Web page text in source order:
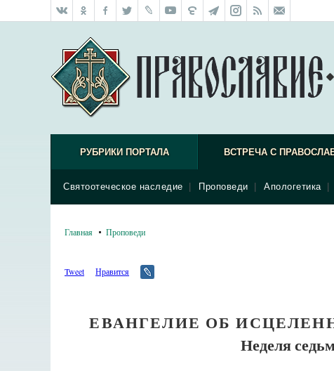
РУБРИКИ ПОРТАЛА ВСТРЕЧА С
Святоотеческое наследие Проповеди Апологетика
Главная Проповеди
Tweet Нравится
ЕВАНГЕЛИЕ ОБ
Неделя